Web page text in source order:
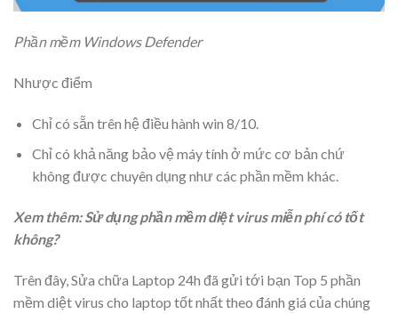
Phần mềm Windows Defender
Nhược điểm
Chỉ có sẵn trên hệ điều hành win 8/10.
Chỉ có khả năng bảo vệ máy tính ở mức cơ bản chứ
không được chuyên dụng như các phần mềm khác.
Xem thêm: Sử dụng phần mềm diệt virus miễn phí có tốt
không?
Trên đây, Sửa chữa Laptop 24h đã gửi tới bạn Top 5 phần
mềm diệt virus cho laptop tốt nhất theo đánh giá của chúng